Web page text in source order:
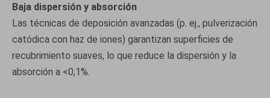
Baja dispersión y absorción
Las técnicas de deposición avanzadas (p. ej., pulverización
catódica con haz de iones) garantizan superficies de
recubrimiento suaves, lo que reduce la dispersión y la
absorción a <0,1%.